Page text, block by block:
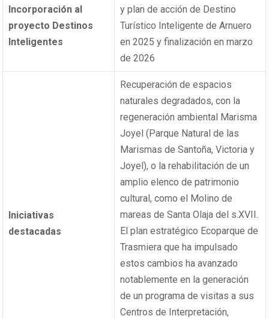
Incorporación al
proyecto Destinos
Inteligentes
y plan de acción de Destino
Turístico Inteligente de Arnuero
en 2025 y finalización en marzo
de 2026
Iniciativas
destacadas
Recuperación de espacios
naturales degradados, con la
regeneración ambiental Marisma
Joyel (Parque Natural de las
Marismas de Santoña, Victoria y
Joyel), o la rehabilitación de un
amplio elenco de patrimonio
cultural, como el Molino de
mareas de Santa Olaja del s.XVII.
El plan estratégico Ecoparque de
Trasmiera que ha impulsado
estos cambios ha avanzado
notablemente en la generación
de un programa de visitas a sus
Centros de Interpretación,